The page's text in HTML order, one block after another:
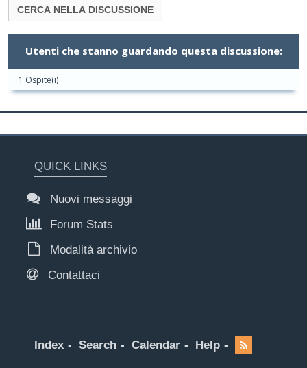
Utenti che stanno guardando questa discussione:
1 Ospite(i)
QUICK LINKS
Nuovi messaggi
Forum Stats
Modalità archivio
Contattaci
Index Search Calendar Help